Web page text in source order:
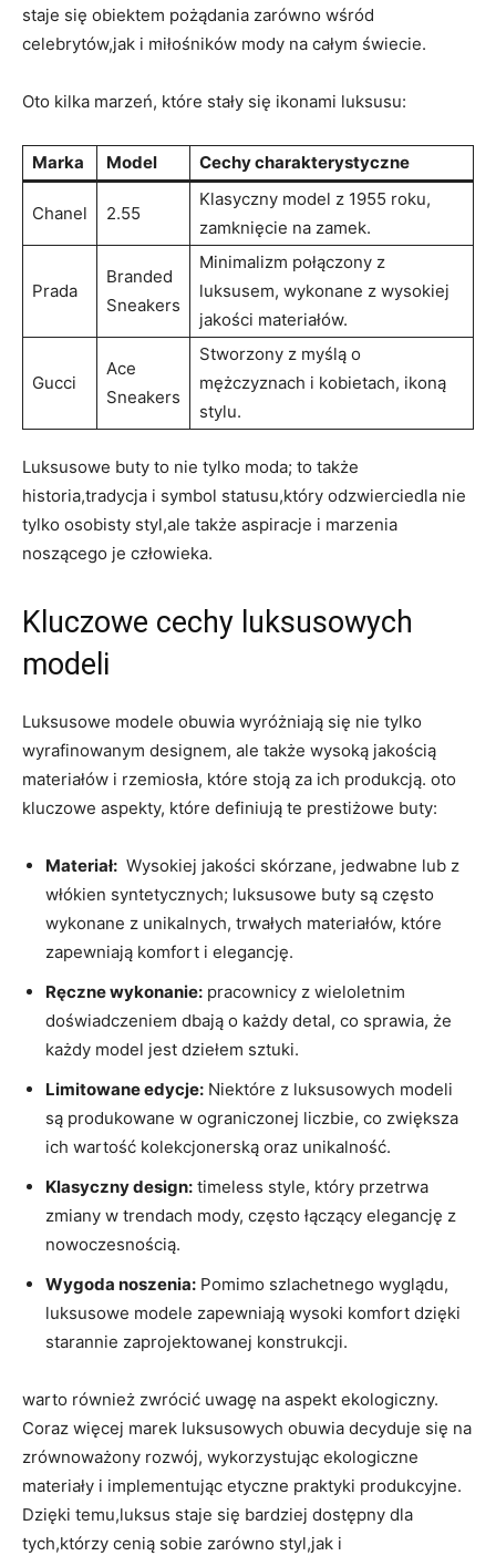
staje się obiektem pożądania zarówno wśród
celebrytów,jak i miłośników mody na⁣ całym świecie.
Oto kilka marzeń, które ⁢stały⁤ się​ ikonami luksusu:
Marka Model Cechy charakterystyczne
Chanel 2.55
Klasyczny‍ model z 1955 roku,
zamknięcie‌ na ⁤zamek.
Prada
Branded
Sneakers
Minimalizm połączony‍ z
luksusem,‌ wykonane‍ z wysokiej ​
jakości‌ materiałów.
Gucci
Ace
Sneakers
Stworzony z⁤ myślą o⁣
mężczyznach i kobietach, ikoną
stylu.
Luksusowe buty to nie tylko moda; to także
historia,tradycja i symbol statusu,który odzwierciedla nie
tylko osobisty styl,ale ⁤także aspiracje ​i marzenia
noszącego⁣ je człowieka.
Kluczowe‍ cechy luksusowych
modeli
Luksusowe modele obuwia wyróżniają się nie tylko⁤
wyrafinowanym designem, ale także wysoką jakością
⁢materiałów i⁣ rzemiosła, które stoją za⁤ ich produkcją. oto
kluczowe aspekty, które definiują‍ te prestiżowe buty:
Materiał: ⁣ Wysokiej jakości ‍skórzane, ‌jedwabne ⁤lub z
włókien syntetycznych; luksusowe buty są​ często
wykonane z unikalnych, trwałych materiałów, które
zapewniają komfort i elegancję.
Ręczne wykonanie: pracownicy z ⁣wieloletnim
doświadczeniem dbają o każdy detal, co ⁤sprawia, że
każdy⁣ model jest dziełem sztuki.
Limitowane edycje: Niektóre z‌ luksusowych modeli
są produkowane w ograniczonej liczbie, co zwiększa
ich wartość kolekcjonerską oraz unikalność.
Klasyczny design: timeless style, który przetrwa⁢
zmiany w ⁣trendach mody, ⁢często łączący elegancję z‍
nowoczesnością.
Wygoda ‍noszenia: Pomimo szlachetnego wyglądu,
luksusowe modele zapewniają wysoki komfort dzięki
starannie ⁤zaprojektowanej konstrukcji.
warto również zwrócić uwagę na aspekt ekologiczny.
Coraz więcej marek luksusowych ⁤obuwia⁣ decyduje się ​na
zrównoważony rozwój, wykorzystując‍ ekologiczne
materiały i implementując etyczne praktyki produkcyjne.
Dzięki temu,luksus staje się bardziej dostępny dla⁣
tych,którzy cenią sobie zarówno styl,jak i